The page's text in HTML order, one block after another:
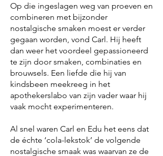
Op die ingeslagen weg van proeven en
combineren met bijzonder
nostalgische smaken moest er verder
gegaan worden, vond Carl. Hij heeft
dan weer het voordeel gepassioneerd
te zijn door smaken, combinaties en
brouwsels. Een liefde die hij van
kindsbeen meekreeg in het
apothekerslabo van zijn vader waar hij
vaak mocht experimenteren.
Al snel waren Carl en Edu het eens dat
de échte ‘cola-lekstok’ de volgende
nostalgische smaak was waarvan ze de